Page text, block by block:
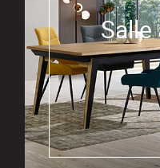
Salle